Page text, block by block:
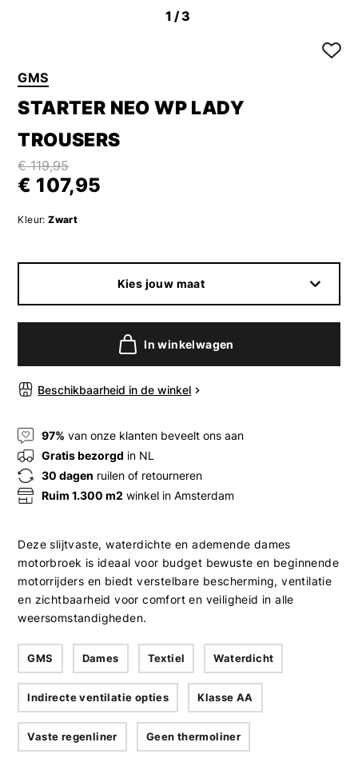
1 /3
GMS
STARTER NEO WP LADY
TROUSERS
€ 119,95
€ 107,95
Kleur: Zwart
Kies jouw maat
In winkelwagen
Beschikbaarheid in de winkel
97% van onze klanten beveelt ons aan
Gratis bezorgd in NL
30 dagen ruilen of retourneren
Ruim 1.300 m2 winkel in Amsterdam
Deze slijtvaste, waterdichte en ademende dames
motorbroek is ideaal voor budget bewuste en beginnende
motorrijders en biedt verstelbare bescherming, ventilatie
en zichtbaarheid voor comfort en veiligheid in alle
weersomstandigheden.
GMS Dames Textiel Waterdicht
Indirecte ventilatie opties Klasse AA
Vaste regenliner Geen thermoliner